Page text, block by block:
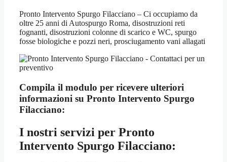
Pronto Intervento Spurgo Filacciano – Ci occupiamo da
oltre 25 anni di Autospurgo Roma, disostruzioni reti
fognanti, disostruzioni colonne di scarico e WC, spurgo
fosse biologiche e pozzi neri, prosciugamento vani allagati
Compila il modulo per ricevere ulteriori
informazioni su Pronto Intervento Spurgo
Filacciano:
I nostri servizi per Pronto
Intervento Spurgo Filacciano: